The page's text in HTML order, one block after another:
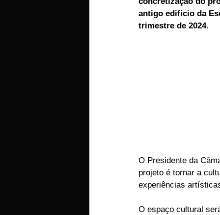
EMPRESAS ARTIGOS LUSA
antigo edifício da
trimestre de 2024.
O Presidente da
projeto é tornar a
experiências
O espaço cultural